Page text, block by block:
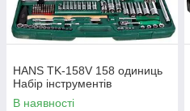
HANS TK-158V 158 одиниць
Набір інструментів
В наявності